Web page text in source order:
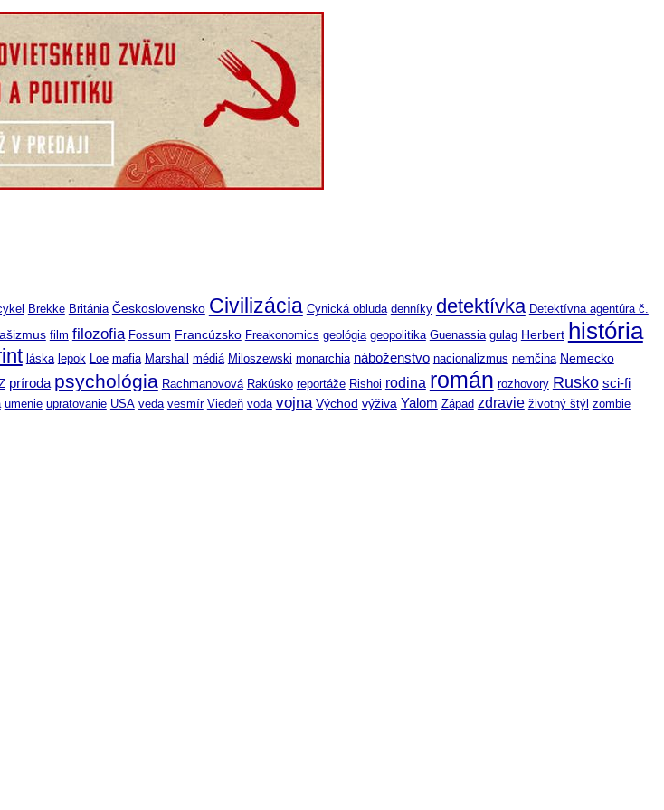
Brekke Británia Československo Civilizácia Cynická obluda denníky detektívka Detektívna agentúra č.
film filozofia Fossum Francúzsko Freakonomics geológia geopolitika Guenassia gulag Herbert história
láska lepok Loe mafia Marshall médiá Miloszewski monarchia náboženstvo nacionalizmus nemčina Nemecko
príroda psychológia Rachmanovová Rakúsko reportáže Rishoi rodina román rozhovory Rusko sci-fi
umenie upratovanie USA veda vesmír Viedeň voda vojna Východ výživa Yalom Západ zdravie životný štýl zombie